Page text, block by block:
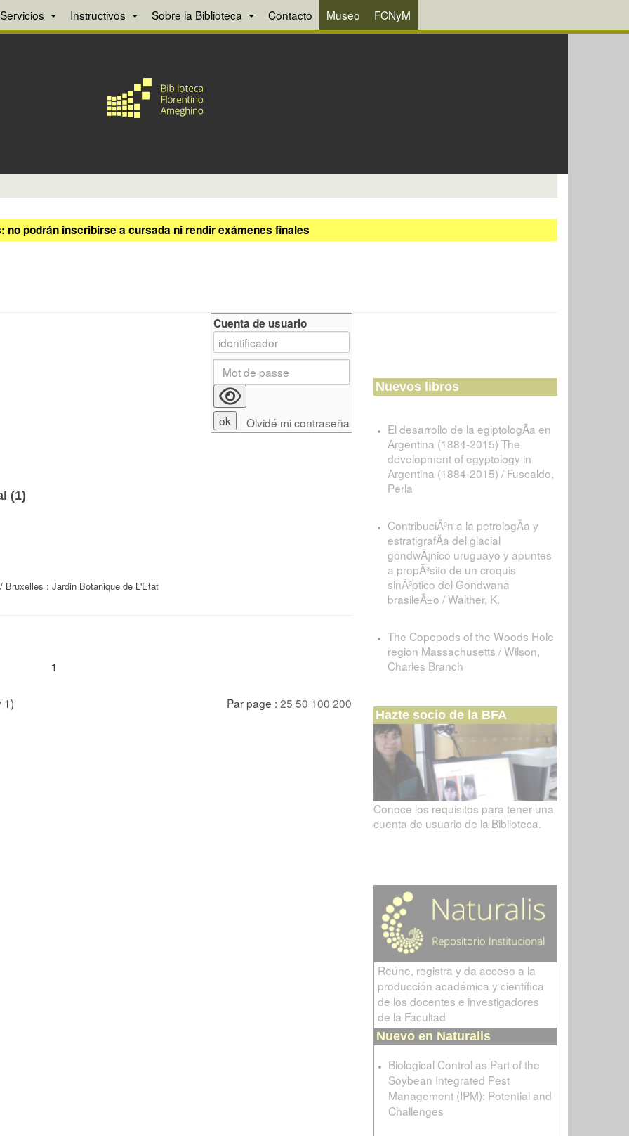
Servicios Instructivos Sobre la Biblioteca Contacto Museo FCNyM
podrán inscribirse a cursada ni rendir exámenes finales
(1)
/ Bruxelles : Jardin Botanique de L'Etat
1
1) Par page : 25 50 100 200
Cuenta de usuario
Olvidé mi contraseña
Nuevos libros
El desarrollo de la egiptologÃ­a en
Argentina (1884-2015) The
development of egyptology in
Argentina (1884-2015) / Fuscaldo,
Perla
ContribuciÃ³n a la petrologÃ­a y
estratigrafÃ­a del glacial
gondwÃ¡nico uruguayo y apuntes
a propÃ³sito de un croquis
sinÃ³ptico del Gondwana
brasileÃ±o / Walther, K.
The Copepods of the Woods Hole
region Massachusetts / Wilson,
Charles Branch
Hazte socio de la BFA
Conoce los requisitos para tener una
cuenta de usuario de la Biblioteca.
Reúne, registra y da acceso a la
producción académica y científica
de los docentes e investigadores
de la Facultad
Nuevo en Naturalis
Biological Control as Part of the
Soybean Integrated Pest
Management (IPM): Potential and
Challenges